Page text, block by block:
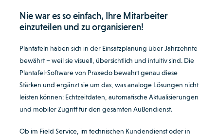
Nie war es so einfach, Ihre Mitarbeiter
einzuteilen und zu organisieren!
Plantafeln haben sich in der Einsatzplanung über Jahrzehnte
bewährt – weil sie visuell, übersichtlich und intuitiv sind. Die
Plantafel-Software von Praxedo bewahrt genau diese
Stärken und ergänzt sie um das, was analoge Lösungen nicht
leisten können: Echtzeitdaten, automatische Aktualisierungen
und mobiler Zugriff für den gesamten Außendienst.
Ob im Field Service, im technischen Kundendienst oder in